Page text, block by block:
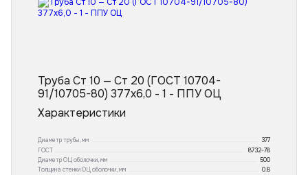
Труба Ст 10 — Ст 20 (ГОСТ 10704-
91/10705-80) 377x6,0 - 1 - ППУ ОЦ
Характеристики
Диаметр трубы, мм
377
ГОСТ
8732-78
Диаметр ОЦ оболочки, мм
500
Толщина стенки ОЦ оболочки, мм
0.8